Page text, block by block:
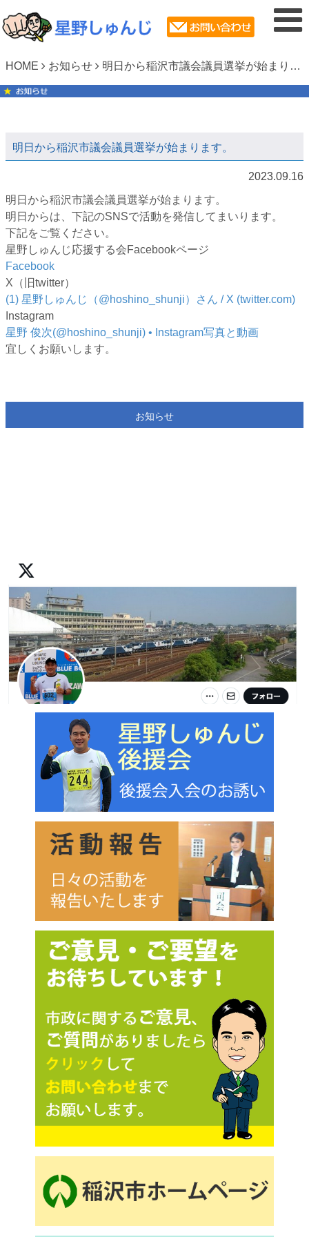
HOME お知らせ 明日から稲沢市議会議員選挙が始まります。
明日から稲沢市議会議員選挙が始まります。
2023.09.16
明日から稲沢市議会議員選挙が始まります。
明日からは、下記のSNSで活動を発信してまいります。
下記をご覧ください。
星野しゅんじ応援する会Facebookページ
Facebook
X（旧twitter）
(1) 星野しゅんじ（@hoshino_shunji）さん / X (twitter.com)
Instagram
星野 俊次(@hoshino_shunji) • Instagram写真と動画
宜しくお願いします。
お知らせ